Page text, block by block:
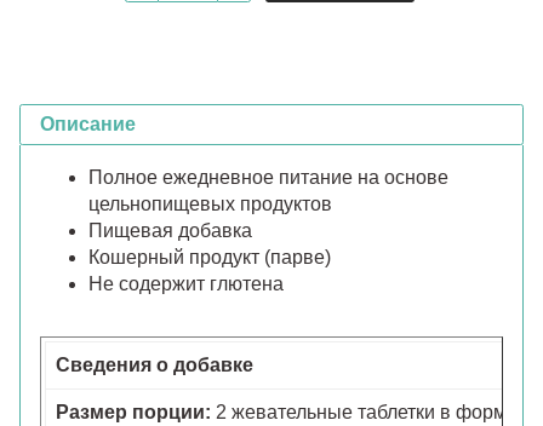
Описание
Полное ежедневное питание на основе
цельнопищевых продуктов
Пищевая добавка
Кошерный продукт (парве)
Не содержит глютена
Сведения о добавке
Размер порции: 2 жевательные таблетки в форме